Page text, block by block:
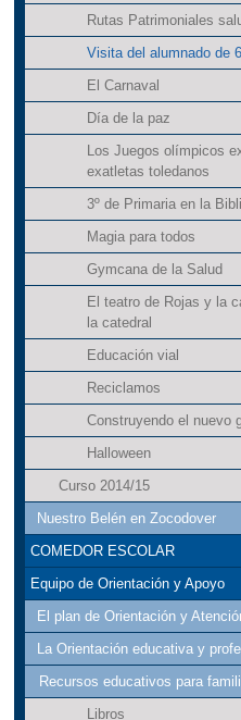
Rutas Patrimoniales
Visita del alumnado de
El Carnaval
Día de la paz
Los Juegos olímpicos
exatletas toledanos
3º de Primaria en la
Magia para todos
Gymcana de la Salud
El teatro de Rojas y la
la catedral
Educación vial
Reciclamos
Construyendo el nuevo
Halloween
Curso 2014/15
Nuestro Belén en Zocodover
COMEDOR ESCOLAR
Equipo de Orientación y Apoyo
El plan de Orientación y
La Orientación educativa y
Recursos educativos para
Libros